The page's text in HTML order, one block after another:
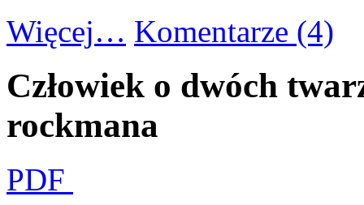
Więcej… Komentarze (4)
Człowiek o dwóch
rockmana
PDF